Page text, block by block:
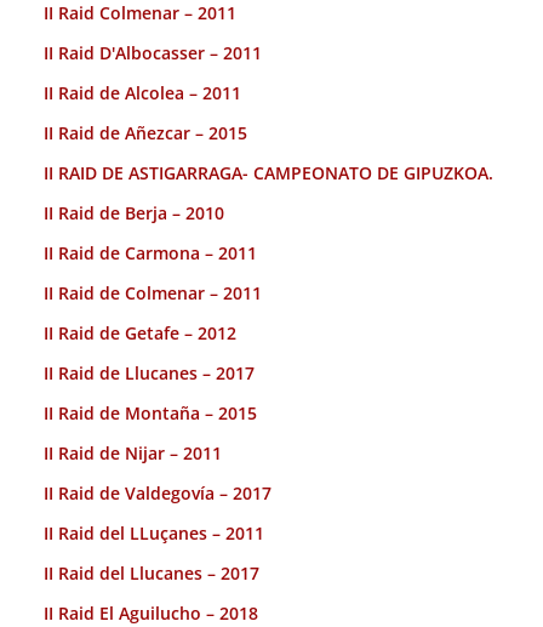
II Raid Colmenar – 2011
II Raid D'Albocasser – 2011
II Raid de Alcolea – 2011
II Raid de Añezcar – 2015
II RAID DE ASTIGARRAGA- CAMPEONATO DE GIPUZKOA.
II Raid de Berja – 2010
II Raid de Carmona – 2011
II Raid de Colmenar – 2011
II Raid de Getafe – 2012
II Raid de Llucanes – 2017
II Raid de Montaña – 2015
II Raid de Nijar – 2011
II Raid de Valdegovía – 2017
II Raid del LLuçanes – 2011
II Raid del Llucanes – 2017
II Raid El Aguilucho – 2018